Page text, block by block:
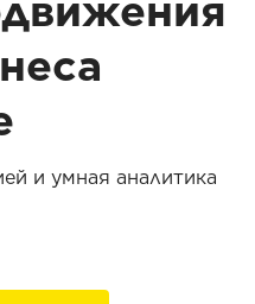
и умная аналитика